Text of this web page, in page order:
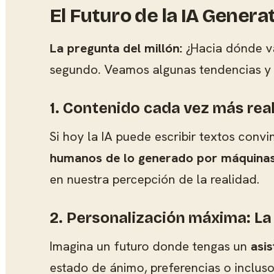
El Futuro de la IA
La pregunta del millón: ¿Hacia dónde
segundo. Veamos algunas tendencias
1. Contenido cada vez más
Si hoy la IA puede escribir textos
humanos de lo generado por
en nuestra percepción de la realidad.
2. Personalización máxima:
Imagina un futuro donde tengas un
estado de ánimo, preferencias o